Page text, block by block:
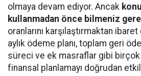
olmaya devam ediyor. Ancak
kullanmadan önce bilmeniz
oranlarını karşılaştırmaktan
aylık ödeme planı, toplam geri
süreci ve ek masraflar gibi birçok
finansal planlamayı doğrudan